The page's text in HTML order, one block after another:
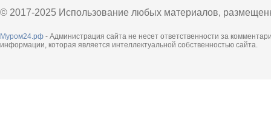
© 2017-2025 Использование любых материалов,
Муром24.рф - Администрация сайта не несет ответственности за
информации, которая является интеллектуальной собственностью сайта.